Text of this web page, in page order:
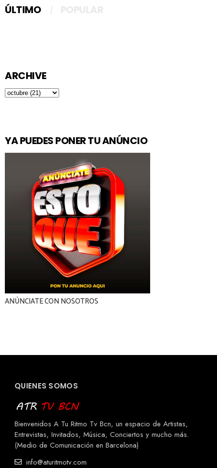
ÚLTIMO
ARCHIVE
YA PUEDES PONER TU ANÚNCIO
ANÚNCIATE CON NOSOTROS
QUIENES SOMOS
Bienvenidos A Tu Ritmo Tv Bcn, un espacio de Artistas,
Entrevistas, Invitados, Música, Conciertos y mucho más.
(Medio de Comunicación en Barcelona)
info@aturitmotv.com